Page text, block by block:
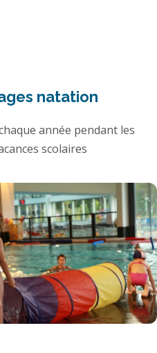
natation
année pendant les
scolaires